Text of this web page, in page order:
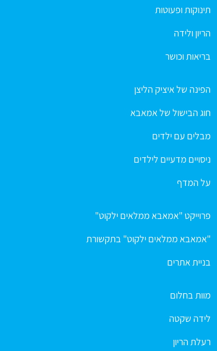
תינוקות ופעוטות
הריון ולידה
בריאות וכושר
הפינה של איציק הליצן
חוג הבישול של אמאבא
מבלים עם ילדים
ניסויים מדעיים לילדים
על המדף
פרוייקט "אמאבא ממלאים ילקוט"
"אמאבא ממלאים ילקוט" בתקשורת
בניית אתרים
מוות בחלום
לידה שקטה
רעלת הריון